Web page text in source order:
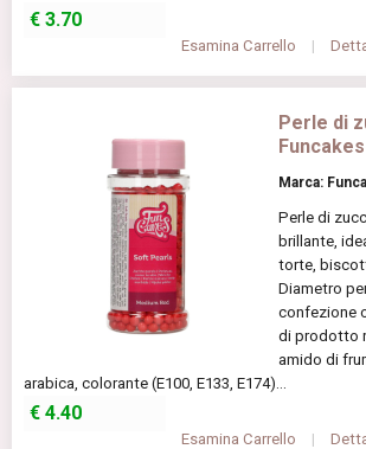
€ 3.70
Esamina Carrello |
Perle di
Marca:
Perle di
brillante,
torte,
Diametro
confezione
di prodotto
amido di
arabica, colorante (E100, E133, E174)...
€ 4.40
Esamina Carrello |